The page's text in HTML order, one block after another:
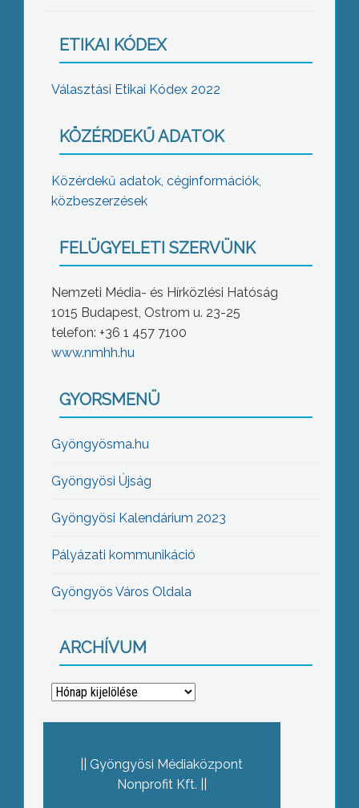
ETIKAI KÓDEX
Választási Etikai Kódex 2022
KÖZÉRDEKŰ ADATOK
Közérdekű adatok, céginformációk,
közbeszerzések
FELÜGYELETI SZERVÜNK
Nemzeti Média- és Hírközlési Hatóság
1015 Budapest, Ostrom u. 23-25
telefon: +36 1 457 7100
www.nmhh.hu
GYORSMENÜ
Gyöngyösma.hu
Gyöngyösi Újság
Gyöngyösi Kalendárium 2023
Pályázati kommunikáció
Gyöngyös Város Oldala
ARCHÍVUM
Archívum
Gyöngyösi Médiaközpont
Nonprofit Kft.